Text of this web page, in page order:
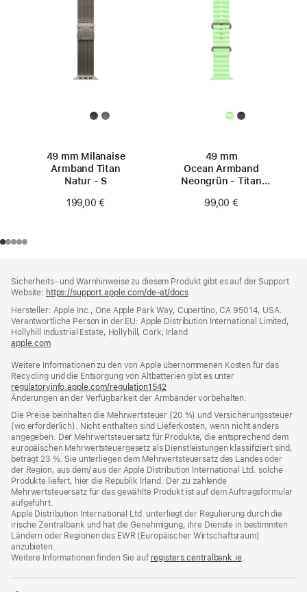
49 mm Milanaise
Armband Titan
Natur ‑ S
199,00 €
49 mm
Ocean Armband
Neongrün - Titan
99,00 €
Sicherheits- und Warnhinweise zu diesem Produkt gibt es auf der Support
Website: https://support.apple.com/de-at/docs(öffnet
neues
Fenster)
Hersteller: Apple Inc., One Apple Park Way, Cupertino, CA 95014, USA.
Verantwortliche Person in der EU: Apple Distribution International Limited,
Hollyhill Industrial Estate, Hollyhill, Cork, Irland
apple.com(öffnet
neues
Fenster)
Weitere Informationen zu den von Apple übernommenen Kosten für das
Recycling und die Entsorgung von Altbatterien gibt es unter
regulatoryinfo.apple.com/regulation1542
ein
neues
Fenster)
Änderungen an der Verfügbarkeit der Armbänder vorbehalten.
Die Preise beinhalten die Mehrwertsteuer (20 %) und Versicherungssteuer
(wo erforderlich). Nicht enthalten sind Lieferkosten, wenn nicht anders
angegeben. Der Mehrwertsteuersatz für Produkte, die entsprechend dem
europäischen Mehrwertsteuergesetz als Dienstleistungen klassifiziert sind,
beträgt 23 %. Sie unterliegen dem Mehrwertsteuersatz des Landes oder
der Region, aus dem/ aus der Apple Distribution International Ltd. solche
Produkte liefert, hier die Republik Irland. Der zu zahlende
Mehrwertsteuersatz für das gewählte Produkt ist auf dem Auftragsformular
aufgeführt.
Apple Distribution International Ltd. unterliegt der Regulierung durch die
irische Zentralbank und hat die Genehmigung, ihre Dienste in bestimmten
Ländern oder Regionen des EWR (Europäischer Wirtschaftsraum)
anzubieten.
Weitere Informationen finden Sie auf registers.centralbank.ie(Öffnet
neues
.